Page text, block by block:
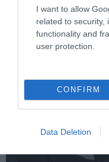
I want to allow
related to security,
functionality and
user protection.
CONFIRM
Data Deletion
22.10.2025 | 07:51